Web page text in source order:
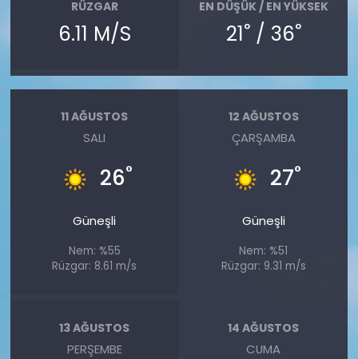
RÜZGAR
6.11 M/S
EN DÜŞÜK / EN YÜKSEK
21°/ 36°
11 AĞUSTOS
SALI
26°
Güneşli
Nem: %55
Rüzgar: 8.61 m/s
12 AĞUSTOS
ÇARŞAMBA
27°
Güneşli
Nem: %51
Rüzgar: 9.31 m/s
13 AĞUSTOS
PERŞEMBE
14 AĞUSTOS
CUMA